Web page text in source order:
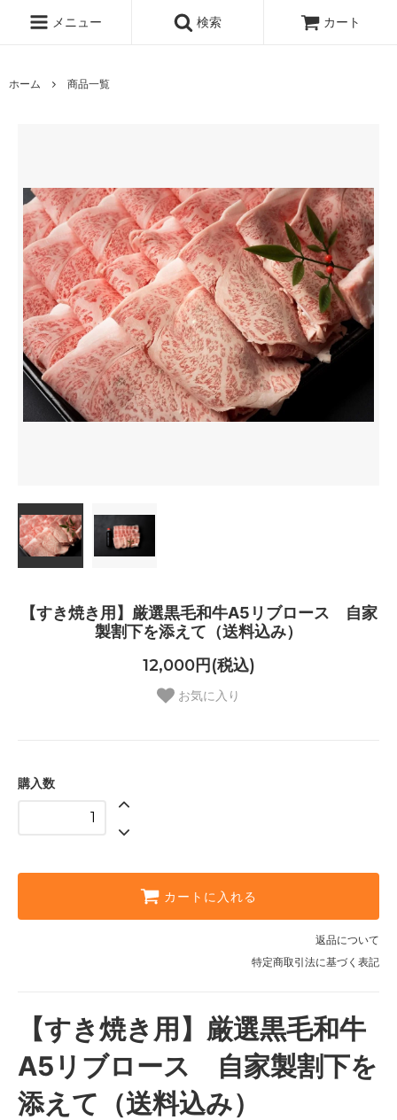
メニュー 検索 カート
ホーム 商品一覧
【すき焼き用】厳選黒毛和牛A5リブロース 自家
製割下を添えて（送料込み）
12,000円(税込)
お気に入り
購入数
カートに入れる
返品について
特定商取引法に基づく表記
【すき焼き用】厳選黒毛和牛
A5リブロース 自家製割下を
添えて（送料込み）